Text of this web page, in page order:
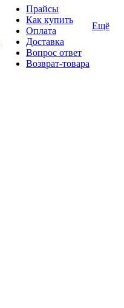
Прайсы
Как купить
Оплата
Доставка
Вопрос ответ
Возврат-товара
Ещё